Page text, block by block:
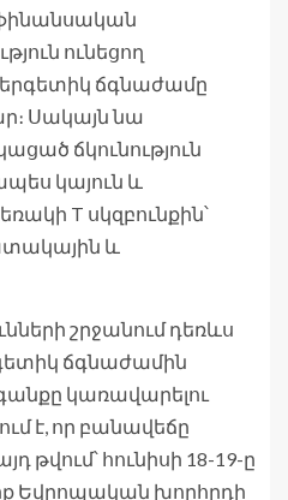
ֆինանսական
ունեցող
ճգնաժամը
Սակայն նա
ճկունություն
կայուն և
T սկզբունքին՝
և
շրջանում դեռևս
ճգնաժամին
կառավարելու
է, որ բանավեճը
թվում՝ հունիսի 18-19-ը
Եվրոպական խորհրդի